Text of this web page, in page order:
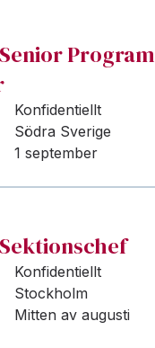
Program
Konfidentiellt
Södra Sverige
1 september
Konfidentiellt
Stockholm
Mitten av augusti